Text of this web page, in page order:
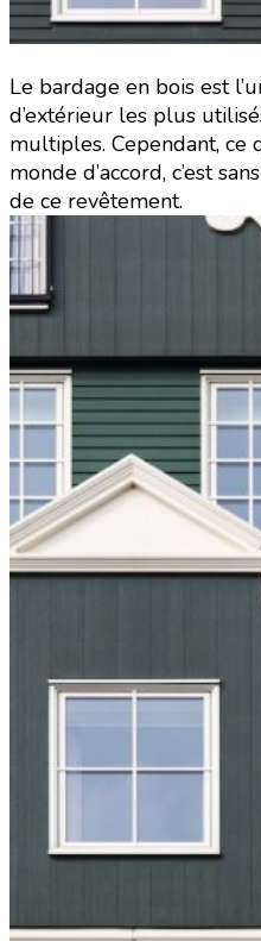
Le bardage en bois est
d’extérieur les plus
multiples. Cependant,
monde d’accord, c’est
de ce revêtement.